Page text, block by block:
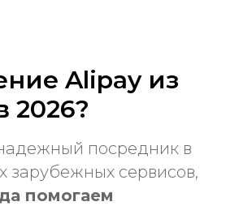
Alipay из
2026?
посредник в
зарубежных сервисов,
помогаем